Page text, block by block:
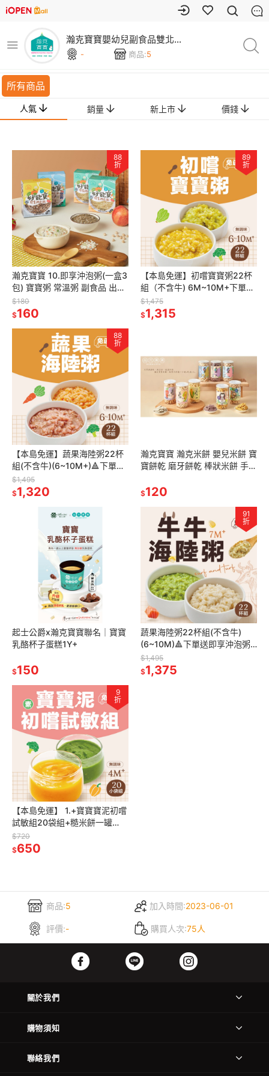
瀚克寶寶嬰幼兒副食品雙北門
市
- 商品:5
所有商品
人氣 銷量 新上市 價錢
88
折
瀚克寶寶 10.即享沖泡粥(一盒3
包) 寶寶粥 常溫粥 副食品 出國
必備
$180
$160
89
折
【本島免運】初嚐寶寶粥22杯
組（不含牛) 6M~10M+下單送
隨機口味沖泡粥2包 瀚克寶寶
寶寶粥 專任營養師把關
$1,475
$1,315
88
折
【本島免運】蔬果海陸粥22杯
組(不含牛)(6~10M+)🔺下單送
即享沖泡粥 2包 瀚克寶寶｜專
任營養師把關
$1,495
$1,320
瀚克寶寶 瀚克米餅 嬰兒米餅 寶
寶餅乾 磨牙餅乾 棒狀米餅 手指
$120
起士公爵x瀚克寶寶聯名｜寶寶
乳酪杯子蛋糕1Y+
$150
91
折
蔬果海陸粥22杯組(不含牛)
(6~10M)🔺下單送即享沖泡粥2
包 瀚克寶寶 寶寶粥 ｜專任營養
師把關
$1,495
$1,375
9
折
【本島免運】 1.+寶寶寶泥初嚐
試敏組20袋組+糙米餅一罐
4m+ 瀚克寶寶 寶寶泥｜季節性
菜單｜專任營養師把關
$720
$650
商品:5 加入時間:2023-06-01
評價:- 購買人次:75人
關於我們
購物須知
聯絡我們